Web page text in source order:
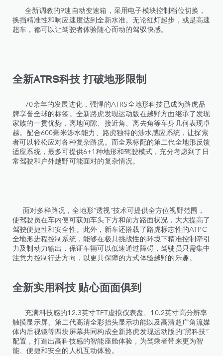
全新调教的9速自动变速箱，采用电子模块控制档位切换，
换挡精准性和响应速度达到全新水准。无论红灯起步，或是高速
超车，都可以让驾驶者体验随心而动的驾驭快感。
全新ATRS科技 打破地形限制
70余年的发展进化，强悍的ATRS全地形科技已成为路虎品
牌享誉全球的标签。全新路虎发现运动版在越野方面继承了发现
家族的一贯优势，离地间隙、接近角、离去角等车身几何表现卓
越。配合600毫米涉水能力、路虎独特的涉水感应系统，让探索
者可以轻松应对各种复杂路况。而全系标配的第二代全地形反馈
适应系统，最多可提供6+1种地形和驾驶模式，充分考虑到了日
常驾驶和户外越野可能面对的复杂情况。
面对多样路况，全地形“透视”技术可提供全方位视野范围，
使驾驶员在车内便可获知车头下方和前方路面状况，大大提高了
驾驶便捷性和安全性。此外，新车还搭载了路虎标志性的ATPC
全地形进程控制系统，能够在极具挑战性的环境下精准控制牵引
力及制动力输出，保证车辆可以低速通过障碍，驾驶员只需集中
注意力控制行进方向，以更具保障的方式体验越野的乐趣。
全新实用科技 贴心面面俱到
充满科技感的12.3英寸TFT虚拟仪表盘、10.2英寸高分辨率
触摸显示屏、第二代高清全彩抬头显示功能以及高清超广角流媒
体内后视镜等四块屏幕共同构成全新路虎发现运动版的“黑科技”
配置，打造出高科技感的智能座舱体验，为驾乘者带来更为智
能、便捷和安全的人机互动体验。